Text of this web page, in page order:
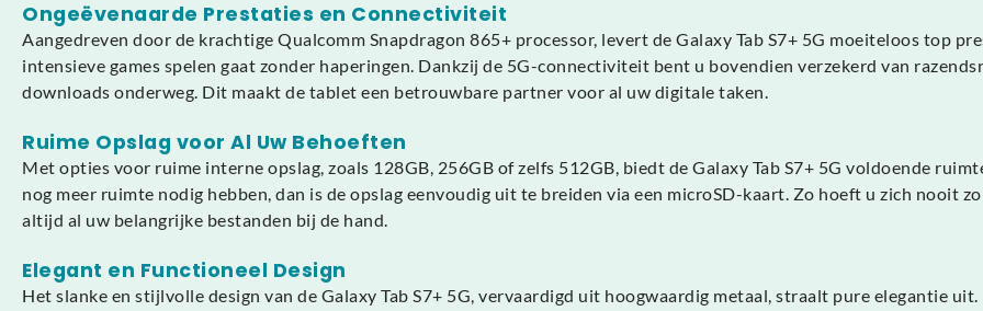
Ongeëvenaarde Prestaties en Connectiviteit
Aangedreven door de krachtige Qualcomm Snapdragon 865+ processor, levert de Galaxy Tab S7+ 5G moeiteloos top
intensieve games spelen gaat zonder haperingen. Dankzij de 5G-connectiviteit bent u bovendien verzekerd van
downloads onderweg. Dit maakt de tablet een betrouwbare partner voor al uw digitale taken.
Ruime Opslag voor Al Uw Behoeften
Met opties voor ruime interne opslag, zoals 128GB, 256GB of zelfs 512GB, biedt de Galaxy Tab S7+ 5G voldoende
nog meer ruimte nodig hebben, dan is de opslag eenvoudig uit te breiden via een microSD-kaart. Zo hoeft u zich nooit
altijd al uw belangrijke bestanden bij de hand.
Elegant en Functioneel Design
Het slanke en stijlvolle design van de Galaxy Tab S7+ 5G, vervaardigd uit hoogwaardig metaal, straalt pure elegantie